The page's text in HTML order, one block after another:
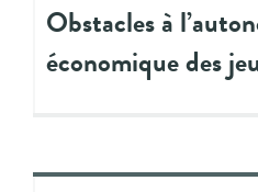
Obstacles à
économique des